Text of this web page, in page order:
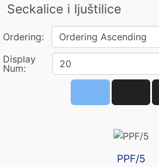
Seckalice i ljuštilice
Ordering:
Display
Num:
PPF/5